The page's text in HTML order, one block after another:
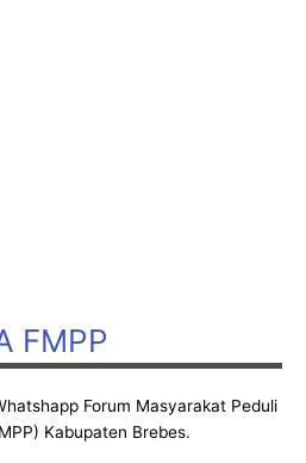
FMPP
Forum Masyarakat Peduli
Kabupaten Brebes.